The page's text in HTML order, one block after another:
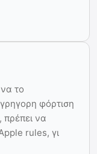
το
φόρτιση
πρέπει να
rules, γι